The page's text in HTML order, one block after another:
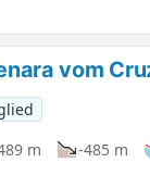
da er in
Caldera mit
Betreten der
traumhaftes
die zum
vom
m -485 m